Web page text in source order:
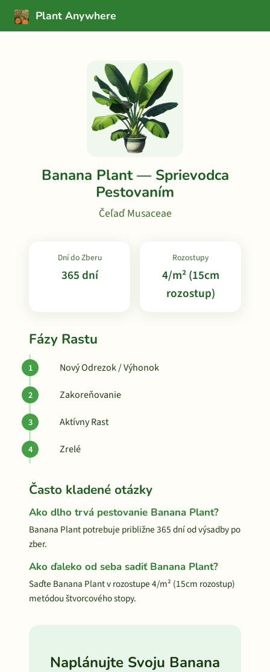
Plant Anywhere
Banana Plant — Sprievodca
Pestovaním
Čeľaď Musaceae
Dní do Zberu
365 dní
Rozostupy
4/m² (15cm
rozostup)
Fázy Rastu
Nový Odrezok / Výhonok
Zakoreňovanie
Aktívny Rast
Zrelé
Často kladené otázky
Ako dlho trvá pestovanie Banana Plant?
Banana Plant potrebuje približne 365 dní od výsadby po
zber.
Ako ďaleko od seba sadiť Banana Plant?
Saďte Banana Plant v rozostupe 4/m² (15cm rozostup)
metódou štvorcového stopy.
Naplánujte Svoju Banana